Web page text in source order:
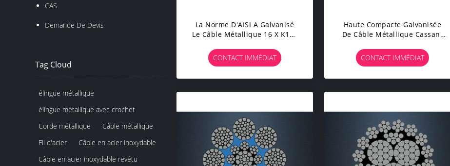
CAS
Demande De Devis
Tag Cloud
élingue métallique
élingue métallique avec crochet
Corde métallique
Câble métallique
Fil d'acier
Câble en acier inoxydable
Câble en acier inoxydable revêtu
La Norme D'AISI A Galvanisé
Le Câble Métallique 16 X K17F
De Fossé De Boue
CONTACT IMMÉDIAT
Haute Compacte Galvanisée
De Câble Métallique Cassant
Forces
CONTACT IMMÉDIAT